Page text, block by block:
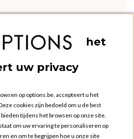
het
uw privacy
op options.be, accepteert u het
cookies zijn bedoeld om u de best
tijdens het browsen op onze site.
om uw ervaring te personaliseren op
en om te begrijpen hoe u onze site